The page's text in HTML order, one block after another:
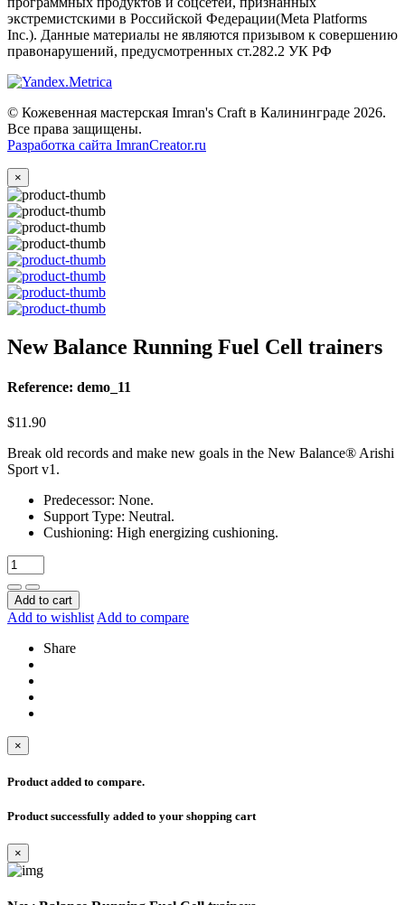
экстремистскими в Российской Федерации(Meta Platforms
Inc.). Данные материалы не являются призывом к совершению
правонарушений, предусмотренных ст.282.2 УК РФ
© Кожевенная мастерская Imran's Craft в Калининграде 2026.
Все права защищены.
Разработка сайта ImranCreator.ru
×
New Balance Running Fuel Cell trainers
Reference: demo_11
$11.90
Break old records and make new goals in the New Balance® Arishi
Sport v1.
Predecessor: None.
Support Type: Neutral.
Cushioning: High energizing cushioning.
Add to cart
Add to wishlist Add to compare
Share
×
Product added to compare.
Product successfully added to your shopping cart
×